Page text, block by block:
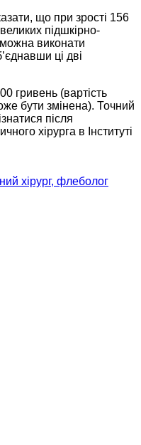
що при зрості 156
підшкірно-
виконати
ці дві
гривень (вартість
бути змінена). Точний
після
хірурга в Інституті
хірург, флеболог